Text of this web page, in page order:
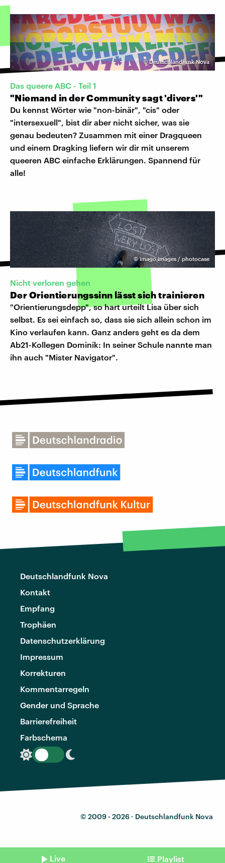
©Deutschlandfunk Nova
Das queere ABC - Teil 1
"Niemand in der Community sagt 'divers'"
Du kennst Wörter wie "non-binär", "cis" oder
"intersexuell", bist dir aber nicht sicher, was sie
genau bedeuten? Zusammen mit einer Dragqueen
und einem Dragking liefern wir dir mit unserem
queeren ABC einfache Erklärungen. Spannend für
alle!
©imago images / photocase
Nicht verloren gehen
Der Orientierungssinn lässt sich trainieren
"Orientierungsdepp", so hart urteilt Lisa über sich
selbst. Es sei einfach so, dass sie sich allein schon im
Kino verlaufen kann. Ganz anders geht es da dem
Ab21-Kollegen Dominik: In seiner Schule nannte man
ihn auch "Mister Navigator".
Deutschlandfunk Nova
Kontakt
Empfang
Trophäen
Datenschutzerklärung
Impressum
Korrekturen
Kommentarregeln
Gender und Sprache
Barrierefreiheit
Farbschema
© 2009 - 2026 · Deutschlandfunk Nova
Live Playlist